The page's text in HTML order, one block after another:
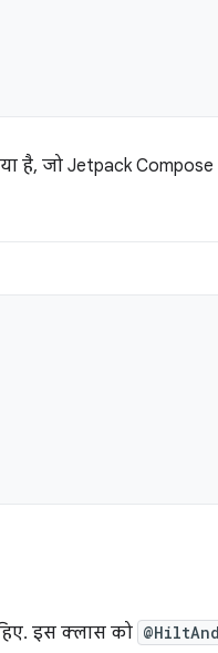
है, जो Jetpack
इस क्लास को